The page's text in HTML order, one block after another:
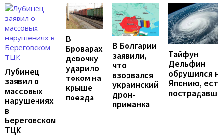
Лубинец
заявил о
массовых
нарушениях
в
Береговском
ТЦК
В
Броварах
девочку
ударило
током на
крыше
поезда
В Болгарии
заявили,
что
взорвался
украинский
дрон-
приманка
Тайфун
Дельфин
обрушился
Японию,